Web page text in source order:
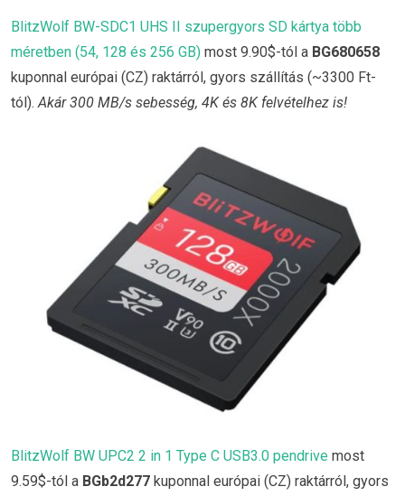
BlitzWolf BW-SDC1 UHS II szupergyors SD kártya több
méretben (54, 128 és 256 GB) most 9.90$-tól a BG680658
kuponnal európai (CZ) raktárról, gyors szállítás (~3300 Ft-
tól). Akár 300 MB/s sebesség, 4K és 8K felvételhez is!
BlitzWolf BW UPC2 2 in 1 Type C USB3.0 pendrive most
9.59$-tól a BGb2d277 kuponnal európai (CZ) raktárról, gyors